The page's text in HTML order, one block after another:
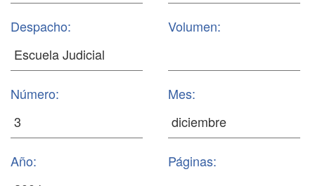
Despacho: Volumen:
Número: Mes:
Año: Páginas: